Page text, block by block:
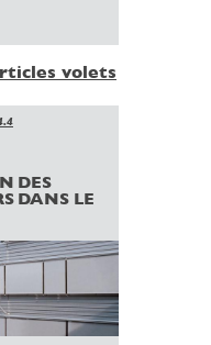
volets
DES
DANS LE